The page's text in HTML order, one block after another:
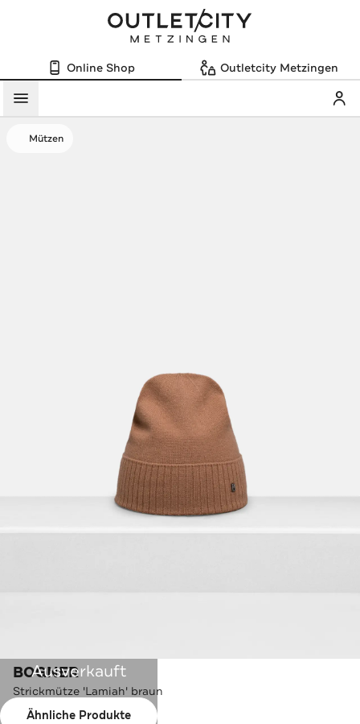
Online Shop Outletcity Metzingen
Menü
Mützen
Ausverkauft
Ähnliche Produkte
BOGNER
Strickmütze 'Lamiah' braun
Farbe:braun